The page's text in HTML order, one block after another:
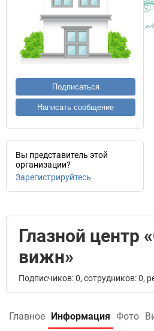
Подписаться
Написать сообщение
Вы представитель этой
организации?
Зарегистрируйтесь
Глазной центр
вижн»
Подписчиков: 0, сотрудников: 0,
Главное Информация Фото